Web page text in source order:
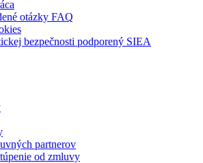
otázky FAQ
bezpečnosti podporený SIEA
partnerov
od zmluvy